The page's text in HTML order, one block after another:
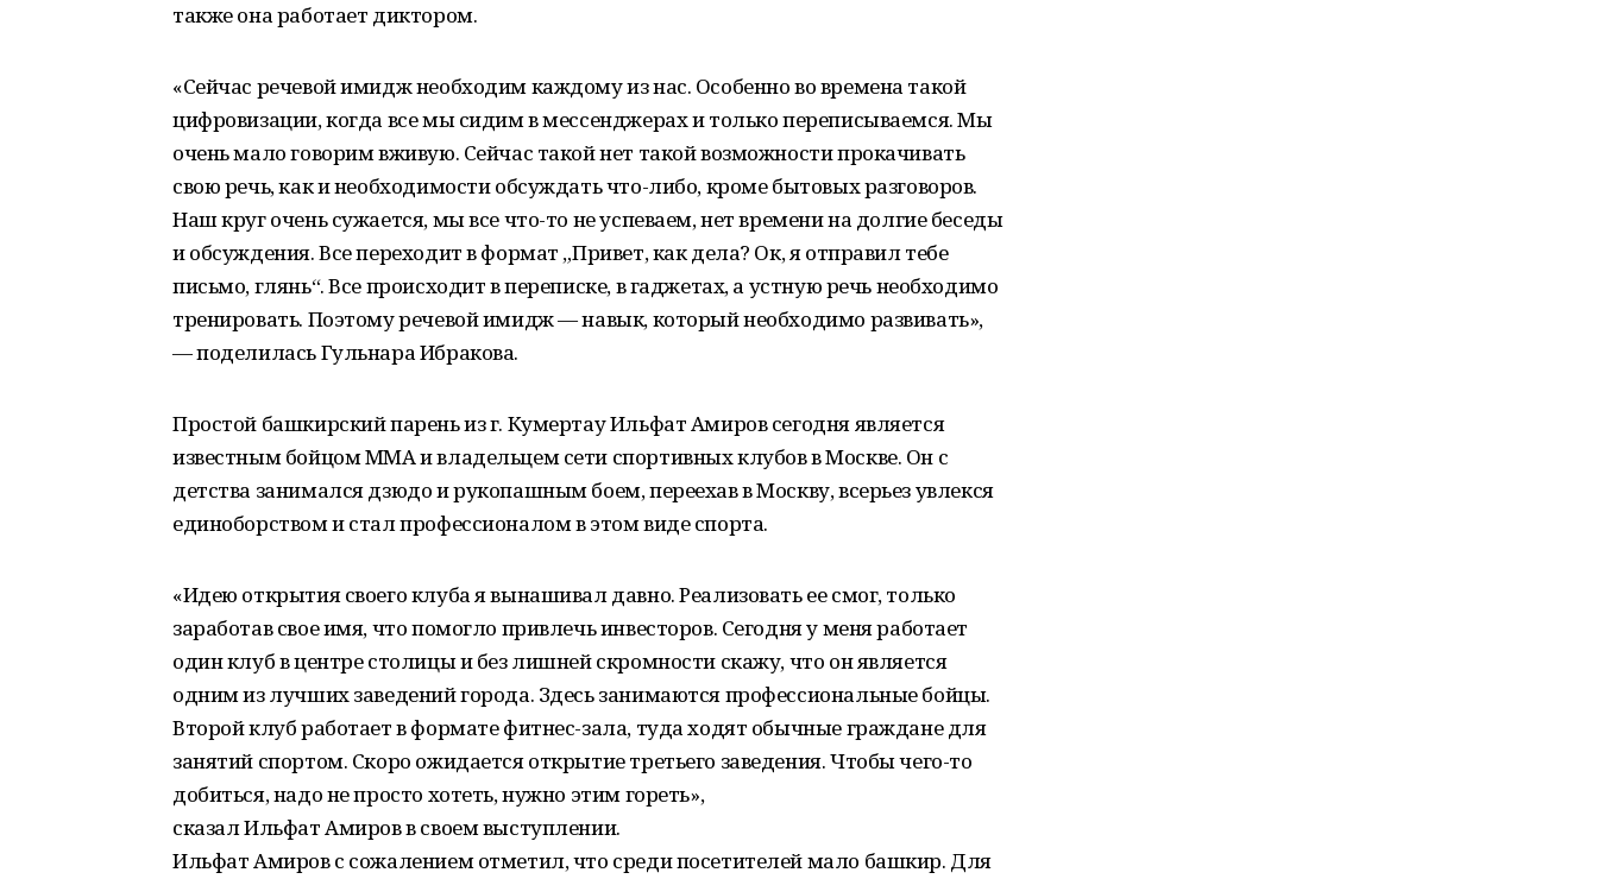
также она работает диктором.
«Сейчас речевой имидж необходим каждому из нас. Особенно во времена такой
цифровизации, когда все мы сидим в мессенджерах и только переписываемся. Мы
очень мало говорим вживую. Сейчас такой нет такой возможности прокачивать
свою речь, как и необходимости обсуждать что-либо, кроме бытовых разговоров.
Наш круг очень сужается, мы все что-то не успеваем, нет времени на долгие беседы
и обсуждения. Все переходит в формат „Привет, как дела? Ок, я отправил тебе
письмо, глянь“. Все происходит в переписке, в гаджетах, а устную речь необходимо
тренировать. Поэтому речевой имидж — навык, который необходимо развивать»,
— поделилась Гульнара Ибракова.
Простой башкирский парень из г. Кумертау Ильфат Амиров сегодня является
известным бойцом ММА и владельцем сети спортивных клубов в Москве. Он с
детства занимался дзюдо и рукопашным боем, переехав в Москву, всерьез увлекся
единоборством и стал профессионалом в этом виде спорта.
«Идею открытия своего клуба я вынашивал давно. Реализовать ее смог, только
заработав свое имя, что помогло привлечь инвесторов. Сегодня у меня работает
один клуб в центре столицы и без лишней скромности скажу, что он является
одним из лучших заведений города. Здесь занимаются профессиональные бойцы.
Второй клуб работает в формате фитнес-зала, туда ходят обычные граждане для
занятий спортом. Скоро ожидается открытие третьего заведения. Чтобы чего-то
добиться, надо не просто хотеть, нужно этим гореть»,
сказал Ильфат Амиров в своем выступлении.
Ильфат Амиров с сожалением отметил, что среди посетителей мало башкир. Для